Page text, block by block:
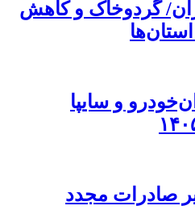
گردوخاک و کاهش
و سایپا
صادرات مجدد